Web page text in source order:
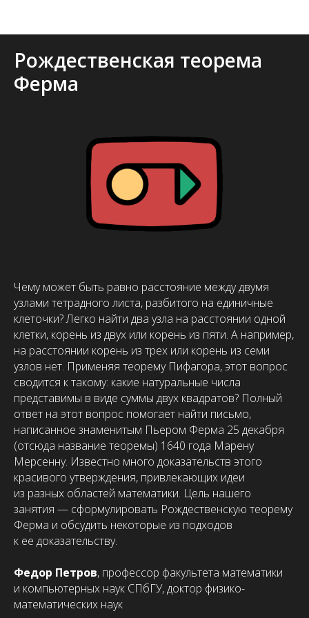
Рождественская теорема
Ферма
Чему может быть равно расстояние между двумя
узлами тетрадного листа, разбитого на единичные
клеточки? Легко найти два узла на расстоянии одной
клетки, корень из двух или корень из пяти. А например,
на расстоянии корень из трех или корень из семи
узлов нет. Применяя теорему Пифагора, этот вопрос
сводится к такому: какие натуральные числа
представимы в виде суммы двух квадратов? Полный
ответ на этот вопрос помогает найти письмо,
написанное знаменитым Пьером Ферма 25 декабря
(отсюда название теоремы) 1640 года Марену
Мерсенну. Известно много доказательств этого
красивого утверждения, привлекающих идеи
из разных областей математики. Цель нашего
занятия — сформулировать Рождественскую теорему
Ферма и обсудить некоторые из подходов
к ее доказательству.
Федор Петров, профессор факультета математики
и компьютерных наук СПбГУ, доктор физико-
математических наук